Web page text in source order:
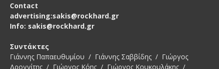
Contact
advertising:sakis@rockhard.gr
Info: sakis@rockhard.gr
Συντάκτες
Γιάννης Παπαευθυμίου / Γιάννης Σαββίδης / Γιώργος
Δρογγίτης / Γιώργος Κόης / Γιώργος Κουκουλάκης /